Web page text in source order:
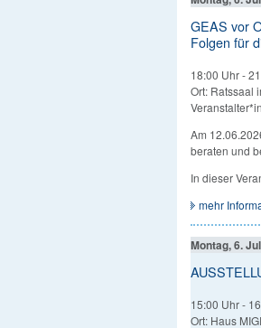
GEAS vor
Folgen für
18:00 Uhr-
Ort: Ratssaal
Am
beraten und
In dieser
mehr
Montag, 6.
15:00 Uhr-
Ort: Haus